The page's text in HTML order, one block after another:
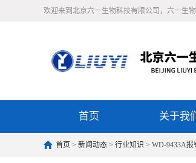
欢迎来到北京六一生物科技有限公司，六一生
首页 关于我们
首页 > 新闻动态 > 行业知识 > WD-9433A报